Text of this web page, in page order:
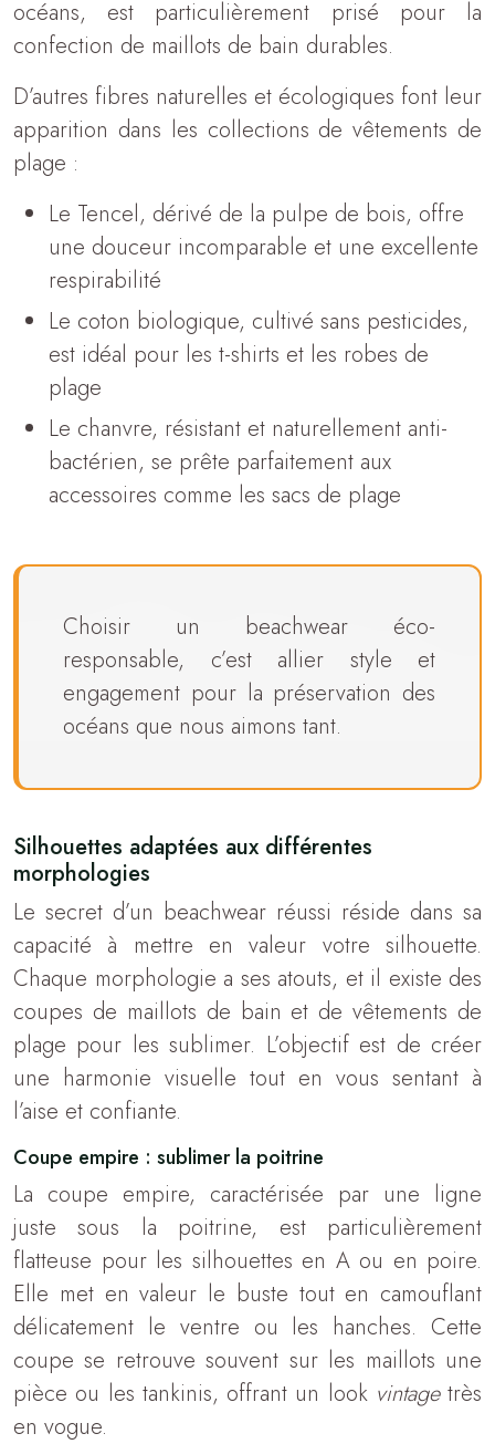
océans, est particulièrement prisé pour la
confection de maillots de bain durables.
D’autres fibres naturelles et écologiques font leur
apparition dans les collections de vêtements de
plage :
Le Tencel, dérivé de la pulpe de bois, offre
une douceur incomparable et une excellente
respirabilité
Le coton biologique, cultivé sans pesticides,
est idéal pour les t-shirts et les robes de
plage
Le chanvre, résistant et naturellement anti-
bactérien, se prête parfaitement aux
accessoires comme les sacs de plage
Choisir un beachwear éco-
responsable, c’est allier style et
engagement pour la préservation des
océans que nous aimons tant.
Silhouettes adaptées aux différentes
morphologies
Le secret d’un beachwear réussi réside dans sa
capacité à mettre en valeur votre silhouette.
Chaque morphologie a ses atouts, et il existe des
coupes de maillots de bain et de vêtements de
plage pour les sublimer. L’objectif est de créer
une harmonie visuelle tout en vous sentant à
l’aise et confiante.
Coupe empire : sublimer la poitrine
La coupe empire, caractérisée par une ligne
juste sous la poitrine, est particulièrement
flatteuse pour les silhouettes en A ou en poire.
Elle met en valeur le buste tout en camouflant
délicatement le ventre ou les hanches. Cette
coupe se retrouve souvent sur les maillots une
pièce ou les tankinis, offrant un look vintage très
en vogue.